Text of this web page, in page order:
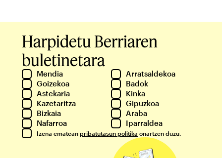
Harpidetu Berriaren
buletinetara
Mendia
Arratsaldekoa
Goizekoa
Badok
Astekaria
Kinka
Kazetaritza
Gipuzkoa
Bizkaia
Araba
Nafarroa
Iparraldea
Izena ematean pribatutasun politika onartzen duzu.